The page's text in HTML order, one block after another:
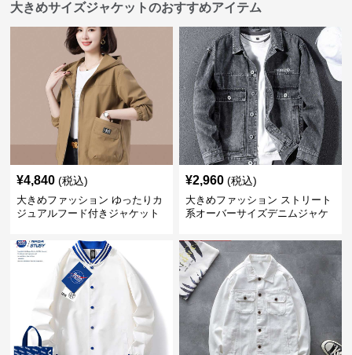
大きめサイズジャケットのおすすめアイテム
¥4,840 (税込)
大きめファッション ゆったりカ
ジュアルフード付きジャケット
¥2,960 (税込)
大きめファッション ストリート
系オーバーサイズデニムジャケ